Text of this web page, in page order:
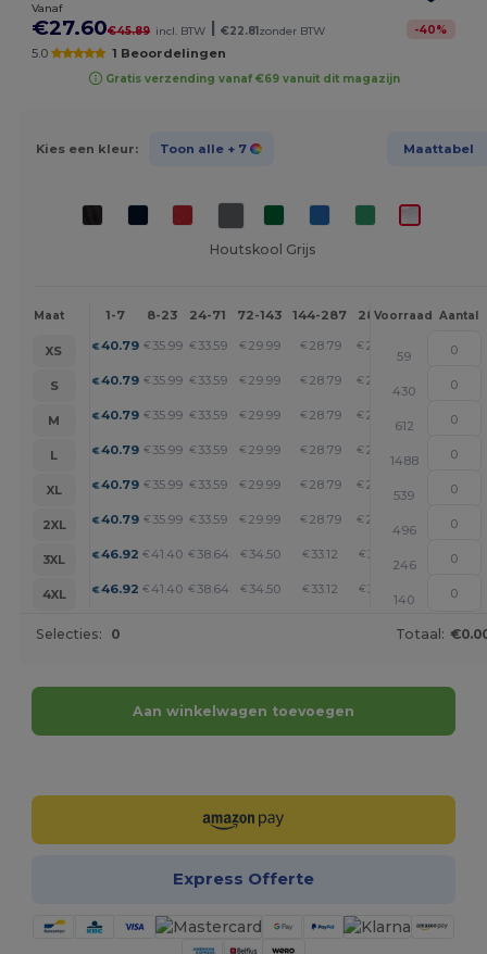
Vanaf
€27.60€45.89 incl. BTW | €22.81 zonder BTW -40%
5.0 1 Beoordelingen
Gratis verzending vanaf €69 vanuit dit magazijn
Kies een kleur: Toon alle + 7 Maattabel
Houtskool Grijs
Maat 1-7 8-23 24-71 72-143 144-287 288 + Meer
Voorraad Aantal
XS €40.79 € 35.99 € 33.59 € 29.99 € 28.79 € 27.60
59
S
€40.79 € 35.99 € 33.59 € 29.99 € 28.79 € 27.60
430
M
€40.79 € 35.99 € 33.59 € 29.99 € 28.79 € 27.60
612
L
€40.79 € 35.99 € 33.59 € 29.99 € 28.79 € 27.60 +
1488
XL
€40.79 € 35.99 € 33.59 € 29.99 € 28.79 € 27.60
539
2XL
€40.79 € 35.99 € 33.59 € 29.99 € 28.79 € 27.60
496
3XL
€46.92 € 41.40 € 38.64 € 34.50 € 33.12 € 31.74
246
4XL
€46.92 € 41.40 € 38.64 € 34.50 € 33.12 € 31.74
140
Selecties: 0 Totaal:
Aan winkelwagen toevoegen
Express Offerte